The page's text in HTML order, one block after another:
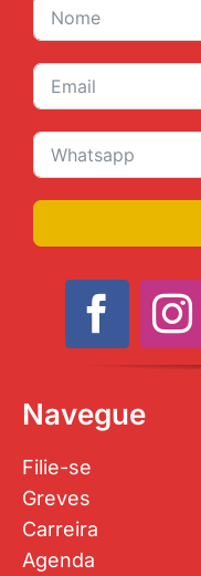
Navegue
Filie-se
Greves
Carreira
Agenda